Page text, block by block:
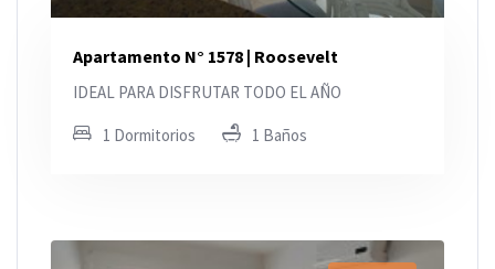
Apartamento N° 1578 | Roosevelt
IDEAL PARA DISFRUTAR TODO EL AÑO
1 Dormitorios 1 Baños